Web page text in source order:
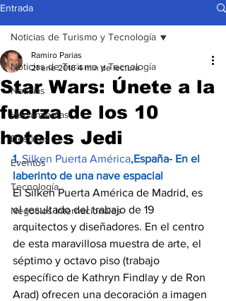
Entrada
Noticias de Turismo y Tecnología
Noticias
Herramientas
Destinos
Eventos
Tecnología
Negocios Internacionales
Noticias de Turismo y Tecnología
Star Wars: Únete a la
fuerza de los 10
hoteles Jedi
Ramiro Parias
21 ene 2016 4 min de lectura
1. Silken Puerta América,España- En el
laberinto de una nave espacial
El Silken Puerta América de Madrid, es
el resultado del trabajo de 19
arquitectos y diseñadores. En el centro
de esta maravillosa muestra de arte, el
séptimo y octavo piso (trabajo
específico de Kathryn Findlay y de Ron
Arad) ofrecen una decoración a imagen